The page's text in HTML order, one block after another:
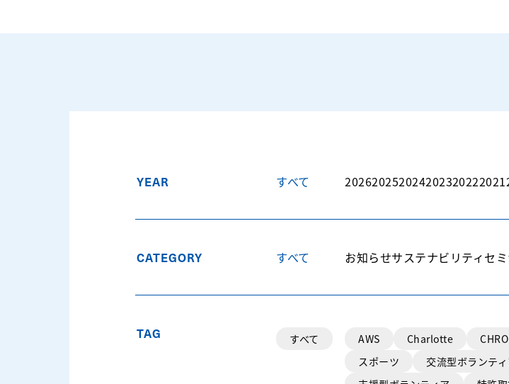
YEAR すべて 202620252024202320222021
CATEGORY すべて お知らせサステナビリティセ
TAG すべて AWS Charlotte
スポーツ
交流型ボランテ